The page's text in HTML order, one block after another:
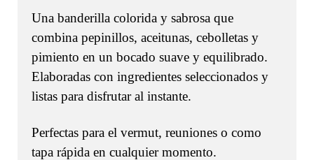
precios:
desde
5,00 €
hasta
Una banderilla colorida y sabrosa que
combina pepinillos, aceitunas, cebolletas y
pimiento en un bocado suave y equilibrado.
Elaboradas con ingredientes seleccionados y
listas para disfrutar al instante.
Perfectas para el vermut, reuniones o como
tapa rápida en cualquier momento.